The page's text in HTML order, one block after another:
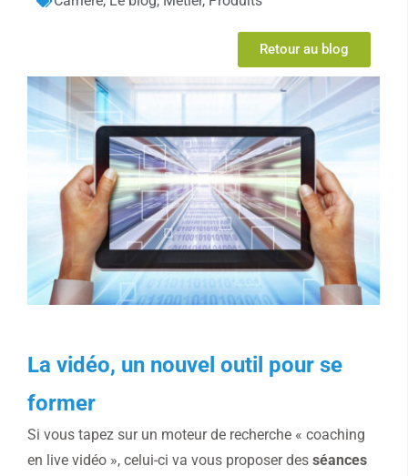
Retour au blog
La vidéo, un nouvel outil pour se
former
Si vous tapez sur un moteur de recherche « coaching
en live vidéo », celui-ci va vous proposer des séances